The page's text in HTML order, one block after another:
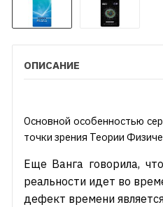
ОПИСАНИЕ
Основной особенностью
точки зрения Теории
Еще Ванга говорила,
реальности идет во
дефект времени